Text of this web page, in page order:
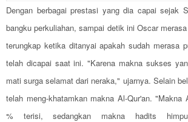
Dengan berbagai prestasi yang dia capai sejak
bangku perkuliahan, sampai detik ini Oscar
terungkap ketika ditanyai apakah sudah merasa
telah dicapai saat ini. "Karena makna sukses
mati surga selamat dari neraka," ujarnya. Selain
telah meng-khatamkan makna Al-Qur'an. "Makna
% terisi, sedangkan makna hadits